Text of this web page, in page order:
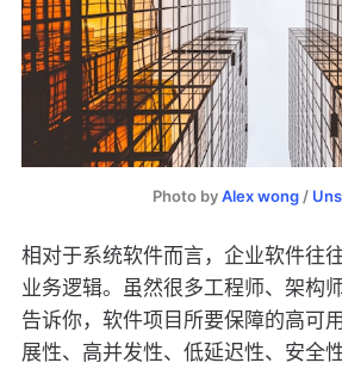
Photo byAlex wong/
相对于系统软件而言，企业软件往
业务逻辑。虽然很多工程师、架构
告诉你，软件项目所要保障的高可
展性、高并发性、低延迟性、安全